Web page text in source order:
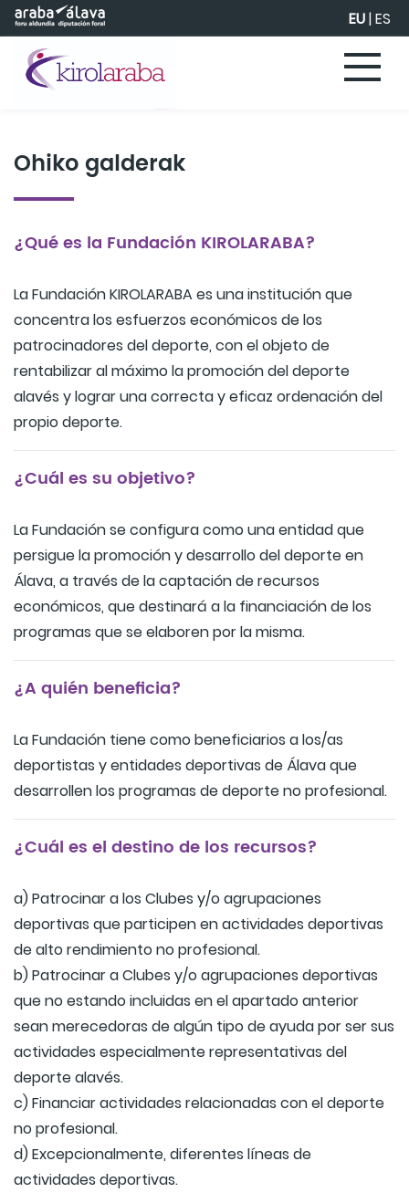
Eduki nagusira joan EU|ES
Ohiko galderak
¿Qué es la Fundación KIROLARABA?
La Fundación KIROLARABA es una institución que
concentra los esfuerzos económicos de los
patrocinadores del deporte, con el objeto de
rentabilizar al máximo la promoción del deporte
alavés y lograr una correcta y eficaz ordenación del
propio deporte.
¿Cuál es su objetivo?
La Fundación se configura como una entidad que
persigue la promoción y desarrollo del deporte en
Álava, a través de la captación de recursos
económicos, que destinará a la financiación de los
programas que se elaboren por la misma.
¿A quién beneficia?
La Fundación tiene como beneficiarios a los/as
deportistas y entidades deportivas de Álava que
desarrollen los programas de deporte no profesional.
¿Cuál es el destino de los recursos?
a) Patrocinar a los Clubes y/o agrupaciones
deportivas que participen en actividades deportivas
de alto rendimiento no profesional.
b) Patrocinar a Clubes y/o agrupaciones deportivas
que no estando incluidas en el apartado anterior
sean merecedoras de algún tipo de ayuda por ser sus
actividades especialmente representativas del
deporte alavés.
c) Financiar actividades relacionadas con el deporte
no profesional.
d) Excepcionalmente, diferentes líneas de
actividades deportivas.